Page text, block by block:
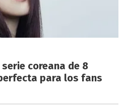
coreana de 8
para los fans